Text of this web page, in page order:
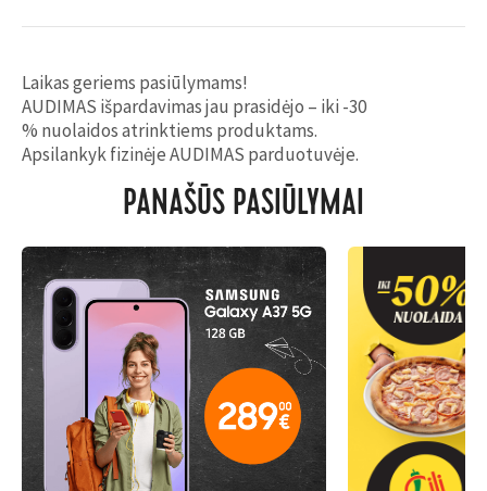
Laikas geriems pasiūlymams!
AUDIMAS išpardavimas jau prasidėjo – iki -30
% nuolaidos atrinktiems produktams.
Apsilankyk fizinėje AUDIMAS parduotuvėje.
PANAŠŪS PASIŪLYMAI